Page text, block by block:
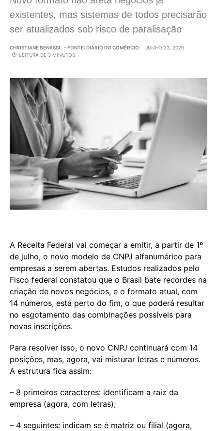
existentes, mas sistemas de todos precisarão
ser atualizados sob risco de paralisação
CHRISTIANE BENASSI - FONTE: DIÁRIO DO COMÉRCIO
JUNHO 23, 2026
LEITURA DE 3 MINUTOS
A Receita Federal vai começar a emitir, a partir de 1º
de julho, o novo modelo de CNPJ alfanumérico para
empresas a serem abertas. Estudos realizados pelo
Fisco federal constatou que o Brasil bate recordes na
criação de novos negócios, e o formato atual, com
14 números, está perto do fim, o que poderá resultar
no esgotamento das combinações possíveis para
novas inscrições.
Para resolver isso, o novo CNPJ continuará com 14
posições, mas, agora, vai misturar letras e números.
A estrutura fica assim:
– 8 primeiros caracteres: identificam a raiz da
empresa (agora, com letras);
– 4 seguintes: indicam se é matriz ou filial (agora,